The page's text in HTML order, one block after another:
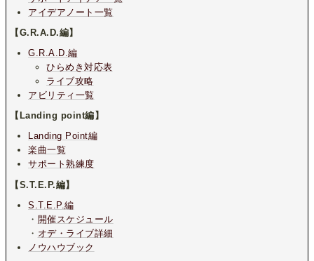
アイデアノート一覧
【G.R.A.D.編】
G.R.A.D.編
ひらめき対応表
ライブ攻略
アビリティ一覧
【Landing point編】
Landing Point編
楽曲一覧
サポート熟練度
【S.T.E.P.編】
S.T.E.P.編
・ 開催スケジュール
・ オデ・ライブ詳細
ノウハウブック